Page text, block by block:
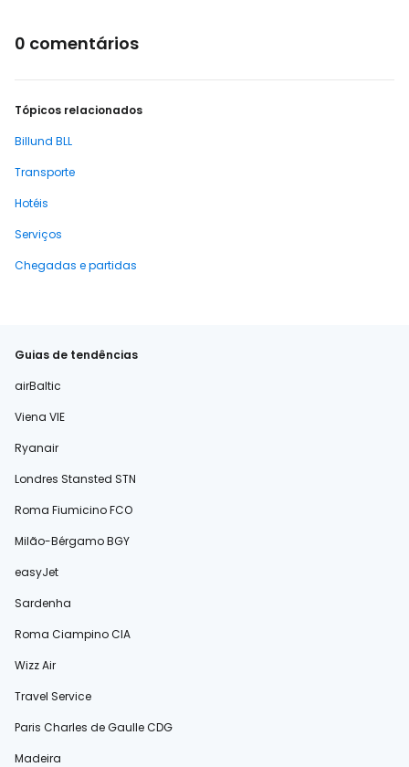
0 comentários
Tópicos relacionados
Billund BLL
Transporte
Hotéis
Serviços
Chegadas e partidas
Guias de tendências
airBaltic
Viena VIE
Ryanair
Londres Stansted STN
Roma Fiumicino FCO
Milão-Bérgamo BGY
easyJet
Sardenha
Roma Ciampino CIA
Wizz Air
Travel Service
Paris Charles de Gaulle CDG
Madeira